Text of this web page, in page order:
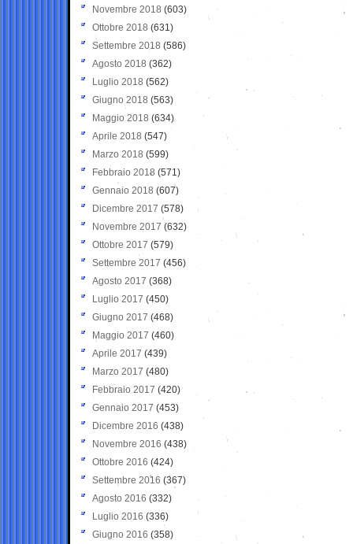
Novembre 2018 (603)
Ottobre 2018 (631)
Settembre 2018 (586)
Agosto 2018 (362)
Luglio 2018 (562)
Giugno 2018 (563)
Maggio 2018 (634)
Aprile 2018 (547)
Marzo 2018 (599)
Febbraio 2018 (571)
Gennaio 2018 (607)
Dicembre 2017 (578)
Novembre 2017 (632)
Ottobre 2017 (579)
Settembre 2017 (456)
Agosto 2017 (368)
Luglio 2017 (450)
Giugno 2017 (468)
Maggio 2017 (460)
Aprile 2017 (439)
Marzo 2017 (480)
Febbraio 2017 (420)
Gennaio 2017 (453)
Dicembre 2016 (438)
Novembre 2016 (438)
Ottobre 2016 (424)
Settembre 2016 (367)
Agosto 2016 (332)
Luglio 2016 (336)
Giugno 2016 (358)